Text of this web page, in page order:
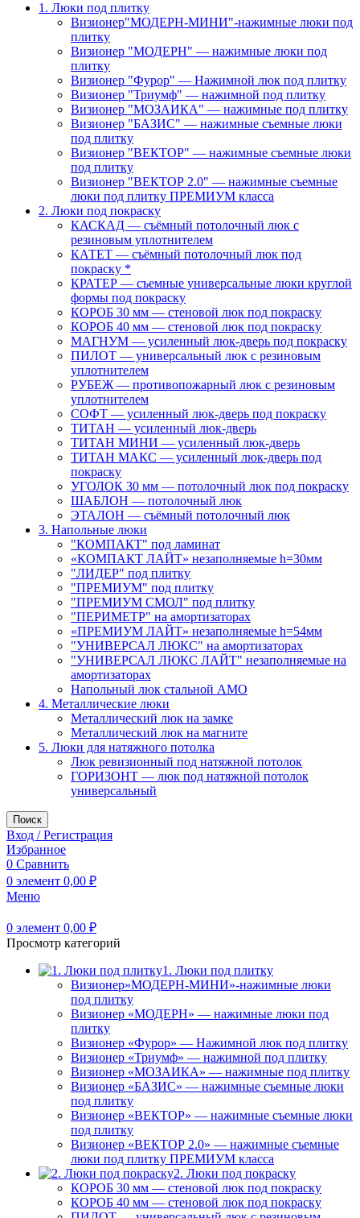
1. Люки под плитку
Визионер"МОДЕРН-МИНИ"-нажимные люки под
плитку
Визионер "МОДЕРН" — нажимные люки под
плитку
Визионер "Фурор" — Нажимной люк под плитку
Визионер "Триумф" — нажимной под плитку
Визионер "МОЗАИКА" — нажимные под плитку
Визионер "БАЗИС" — нажимные съемные люки
под плитку
Визионер "ВЕКТОР" — нажимные съемные люки
под плитку
Визионер "ВЕКТОР 2.0" — нажимные съемные
люки под плитку ПРЕМИУМ класса
2. Люки под покраску
КАСКАД — съёмный потолочный люк с
резиновым уплотнителем
КАТЕТ — съёмный потолочный люк под
покраску *
КРАТЕР — съемные универсальные люки круглой
формы под покраску
КОРОБ 30 мм — стеновой люк под покраску
КОРОБ 40 мм — стеновой люк под покраску
МАГНУМ — усиленный люк-дверь под покраску
ПИЛОТ — универсальный люк с резиновым
уплотнителем
РУБЕЖ — противопожарный люк с резиновым
уплотнителем
СОФТ — усиленный люк-дверь под покраску
ТИТАН — усиленный люк-дверь
ТИТАН МИНИ — усиленный люк-дверь
ТИТАН МАКС — усиленный люк-дверь под
покраску
УГОЛОК 30 мм — потолочный люк под покраску
ШАБЛОН — потолочный люк
ЭТАЛОН — съёмный потолочный люк
3. Напольные люки
"КОМПАКТ" под ламинат
«КОМПАКТ ЛАЙТ» незаполняемые h=30мм
"ЛИДЕР" под плитку
"ПРЕМИУМ" под плитку
"ПРЕМИУМ СМОЛ" под плитку
"ПЕРИМЕТР" на амортизаторах
«ПРЕМИУМ ЛАЙТ» незаполняемые h=54мм
"УНИВЕРСАЛ ЛЮКС" на амортизаторах
"УНИВЕРСАЛ ЛЮКС ЛАЙТ" незаполняемые на
амортизаторах
Напольный люк стальной АМО
4. Металлические люки
Металлический люк на замке
Металлический люк на магните
5. Люки для натяжного потолка
Люк ревизионный под натяжной потолок
ГОРИЗОНТ — люк под натяжной потолок
универсальный
Поиск
Вход / Регистрация
Избранное
0 Сравнить
0 элемент 0,00 ₽
Меню
0 элемент 0,00 ₽
Просмотр категорий
1. Люки под плитку
Визионер»МОДЕРН-МИНИ»-нажимные люки
под плитку
Визионер «МОДЕРН» — нажимные люки под
плитку
Визионер «Фурор» — Нажимной люк под плитку
Визионер «Триумф» — нажимной под плитку
Визионер «МОЗАИКА» — нажимные под плитку
Визионер «БАЗИС» — нажимные съемные люки
под плитку
Визионер «ВЕКТОР» — нажимные съемные люки
под плитку
Визионер «ВЕКТОР 2.0» — нажимные съемные
люки под плитку ПРЕМИУМ класса
2. Люки под покраску
КОРОБ 30 мм — стеновой люк под покраску
КОРОБ 40 мм — стеновой люк под покраску